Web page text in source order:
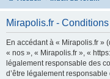
Mirapolis.fr -
En accédant à « Mirapolis.fr »
« nos », « Mirapolis.fr », «
légalement responsable des
d’être légalement